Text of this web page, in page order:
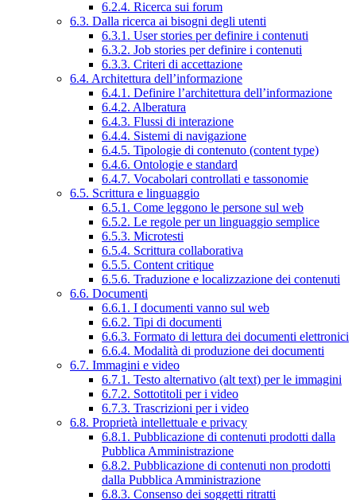
6.2.4. Ricerca sui forum
6.3. Dalla ricerca ai bisogni degli utenti
6.3.1. User stories per definire i contenuti
6.3.2. Job stories per definire i contenuti
6.3.3. Criteri di accettazione
6.4. Architettura dell’informazione
6.4.1. Definire l’architettura dell’informazione
6.4.2. Alberatura
6.4.3. Flussi di interazione
6.4.4. Sistemi di navigazione
6.4.5. Tipologie di contenuto (content type)
6.4.6. Ontologie e standard
6.4.7. Vocabolari controllati e tassonomie
6.5. Scrittura e linguaggio
6.5.1. Come leggono le persone sul web
6.5.2. Le regole per un linguaggio semplice
6.5.3. Microtesti
6.5.4. Scrittura collaborativa
6.5.5. Content critique
6.5.6. Traduzione e localizzazione dei contenuti
6.6. Documenti
6.6.1. I documenti vanno sul web
6.6.2. Tipi di documenti
6.6.3. Formato di lettura dei documenti elettronici
6.6.4. Modalità di produzione dei documenti
6.7. Immagini e video
6.7.1. Testo alternativo (alt text) per le immagini
6.7.2. Sottotitoli per i video
6.7.3. Trascrizioni per i video
6.8. Proprietà intellettuale e privacy
6.8.1. Pubblicazione di contenuti prodotti dalla
Pubblica Amministrazione
6.8.2. Pubblicazione di contenuti non prodotti
dalla Pubblica Amministrazione
6.8.3. Consenso dei soggetti ritratti